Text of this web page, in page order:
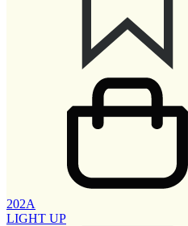
202A
LIGHT UP